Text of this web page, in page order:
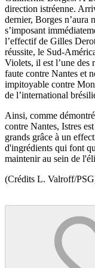
direction istréenne.
dernier, Borges n’aura
s’imposant
l’effectif de Gilles
réussite, le Sud-
Violets, il est l’une des
faute contre Nantes et
impitoyable contre
de l’international
Ainsi, comme
contre Nantes, Istres
grands grâce à un
d'ingrédients qui font
maintenir au sein de
(Crédits L. Valroff/